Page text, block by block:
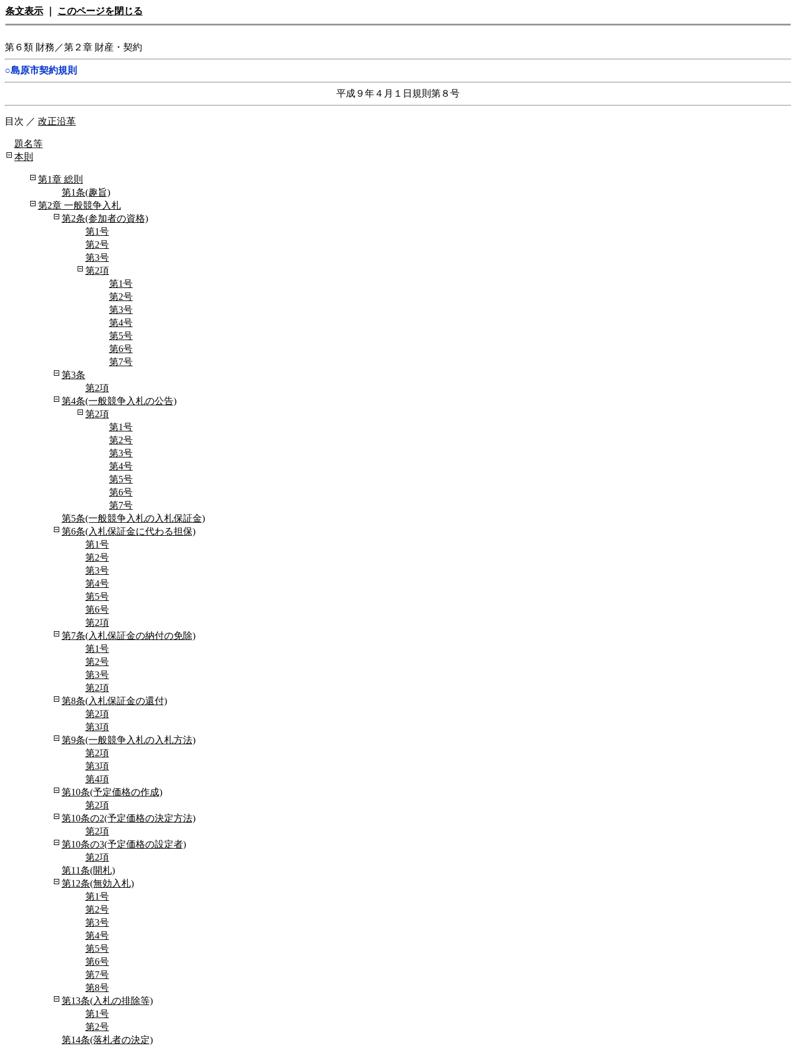
条文表示 このページを閉じる
第６類 財務／第２章 財産・契約
○島原市契約規則
平成９年４月１日規則第８号
目次 ／ 改正沿革
題名等
本則
第1章 総則
第1条(趣旨)
第2章 一般競争入札
第2条(参加者の資格)
第1号
第2号
第3号
第2項
第1号
第2号
第3号
第4号
第5号
第6号
第7号
第3条
第2項
第4条(一般競争入札の公告)
第2項
第1号
第2号
第3号
第4号
第5号
第6号
第7号
第5条(一般競争入札の入札保証金)
第6条(入札保証金に代わる担保)
第1号
第2号
第3号
第4号
第5号
第6号
第2項
第7条(入札保証金の納付の免除)
第1号
第2号
第3号
第2項
第8条(入札保証金の還付)
第2項
第3項
第9条(一般競争入札の入札方法)
第2項
第3項
第4項
第10条(予定価格の作成)
第2項
第10条の2(予定価格の決定方法)
第2項
第10条の3(予定価格の設定者)
第2項
第11条(開札)
第12条(無効入札)
第1号
第2号
第3号
第4号
第5号
第6号
第7号
第8号
第13条(入札の排除等)
第1号
第2号
第14条(落札者の決定)